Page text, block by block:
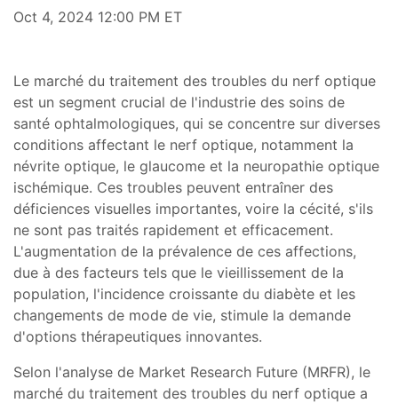
Oct 4, 2024 12:00 PM ET
Le marché du traitement des troubles du nerf optique
est un segment crucial de l'industrie des soins de
santé ophtalmologiques, qui se concentre sur diverses
conditions affectant le nerf optique, notamment la
névrite optique, le glaucome et la neuropathie optique
ischémique. Ces troubles peuvent entraîner des
déficiences visuelles importantes, voire la cécité, s'ils
ne sont pas traités rapidement et efficacement.
L'augmentation de la prévalence de ces affections,
due à des facteurs tels que le vieillissement de la
population, l'incidence croissante du diabète et les
changements de mode de vie, stimule la demande
d'options thérapeutiques innovantes.
Selon l'analyse de Market Research Future (MRFR), le
marché du traitement des troubles du nerf optique a